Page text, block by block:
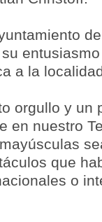
a la
orgullo y un
en nuestro
que
o